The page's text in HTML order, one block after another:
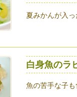
夏みかんが入っ
白身魚のラ
魚の苦手な子も